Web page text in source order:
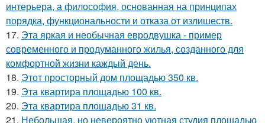
интерьера, а философия, основанная на принципах
порядка, функциональности и отказа от излишеств.
17. Эта яркая и необычная евродвушка - пример
современного и продуманного жилья, созданного для
комфортной жизни каждый день.
18. Этот просторный дом площадью 350 кв.
19. Эта квартира площадью 100 кв.
20. Эта квартира площадью 31 кв.
21. Небольшая, но невероятно уютная студия площадью